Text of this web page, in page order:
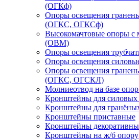
(ОГКф)
Опоры освещения
(ОГКС, ОГКСф)
Высокомачтовые опоры с
(ОВМ)
Опоры освещения
Опоры освещения
Опоры освещения
(ОГКС, ОГСКЛ)
Молниеотвод на базе
Кронштейны для силовых
Кронштейны для
Кронштейны приставные
Кронштейны
Кронштейны на ж/б опору